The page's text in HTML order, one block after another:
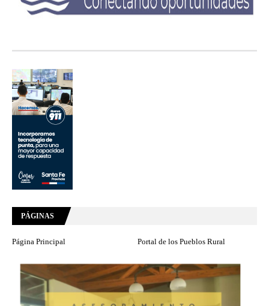
PÁGINAS
Página Principal Portal de los Pueblos Rural